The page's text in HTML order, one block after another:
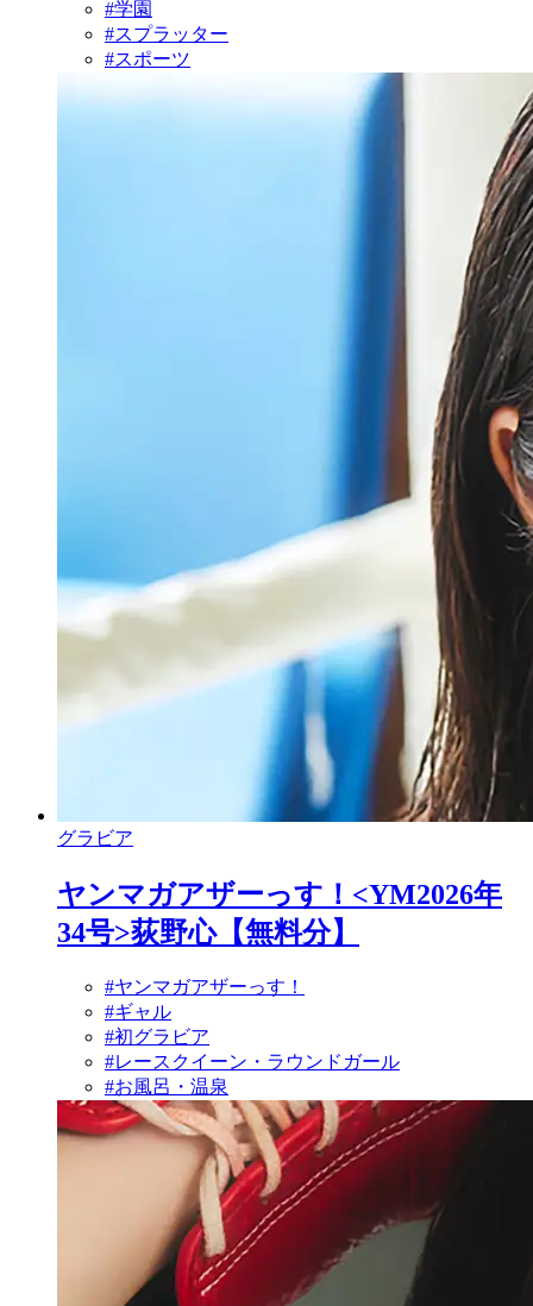
#学園
#スプラッター
#スポーツ
グラビア
ヤンマガアザーっす！<YM2026年
34号>荻野心【無料分】
#ヤンマガアザーっす！
#ギャル
#初グラビア
#レースクイーン・ラウンドガール
#お風呂・温泉